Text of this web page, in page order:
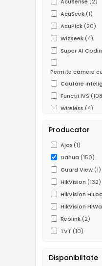
AcuSeek (1)
AcuPick (20)
WizSeek (4)
Super AI
Permite camere
Cautare
Functii IVS
Wireless (4)
Producator
Ajax (1)
Dahua (150)
Guard View (1)
HikVision (132)
HikVision
HikVision
Reolink (2)
TVT (10)
Disponibiltate